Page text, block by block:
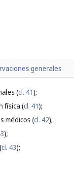
generales
(cl. 41);
física (cl. 41);
médicos (cl. 42);
);
cl. 43);